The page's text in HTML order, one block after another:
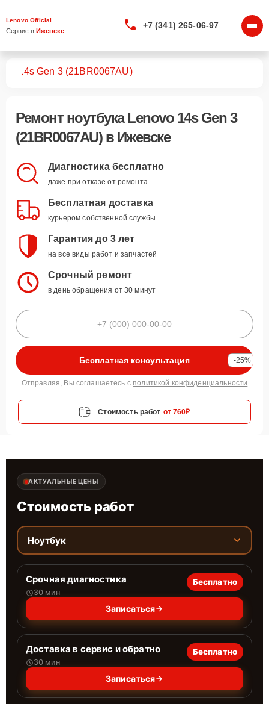
Lenovo Official
Сервис в Ижевске
+7 (341) 265-06-97
14s Gen 3 (21BR0067AU)
Ремонт ноутбука Lenovo 14s Gen 3
(21BR0067AU)в Ижевске
Диагностика бесплатно
даже при отказе от ремонта
Бесплатная доставка
курьером собственной службы
Гарантия до 3 лет
на все виды работ и запчастей
Срочный ремонт
в день обращения от 30 минут
Бесплатная консультация -25%
Отправляя, Вы соглашаетесь с политикой конфиденциальности
Стоимость работ от 760₽
АКТУАЛЬНЫЕ ЦЕНЫ
Стоимость работ
Ноутбук
Срочная диагностика
30 мин
Бесплатно
Записаться
Доставка в сервис и обратно
30 мин
Бесплатно
Записаться